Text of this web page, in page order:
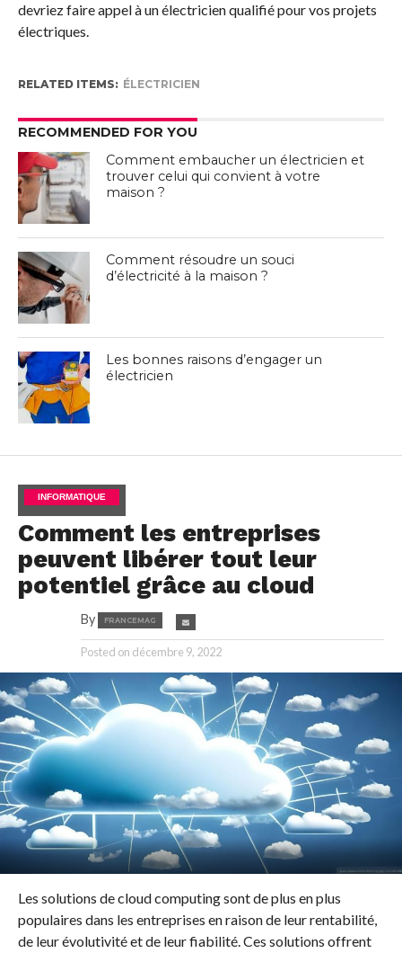
devriez faire appel à un électricien qualifié pour vos projets
électriques.
RELATED ITEMS: ÉLECTRICIEN
RECOMMENDED FOR YOU
Comment embaucher un électricien et
trouver celui qui convient à votre
maison ?
Comment résoudre un souci
d’électricité à la maison ?
Les bonnes raisons d’engager un
électricien
INFORMATIQUE
Comment les entreprises
peuvent libérer tout leur
potentiel grâce au cloud
By FRANCEMAG
Posted on décembre 9, 2022
Les solutions de cloud computing sont de plus en plus
populaires dans les entreprises en raison de leur rentabilité,
de leur évolutivité et de leur fiabilité. Ces solutions offrent